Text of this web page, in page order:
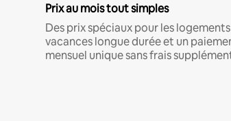
Prix au mois tout simples
Des prix spéciaux pour les
vacances longue durée et un
mensuel unique sans frais